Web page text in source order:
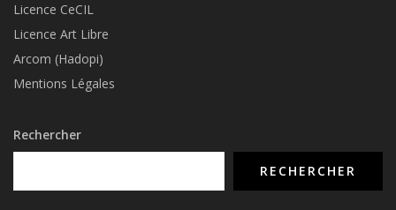
Licence CeCIL
Licence Art Libre
Arcom (Hadopi)
Mentions Légales
Rechercher
RECHERCHER